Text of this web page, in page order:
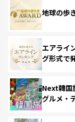
地球の歩
エアライ
グ形式で
Next韓国
グルメ・